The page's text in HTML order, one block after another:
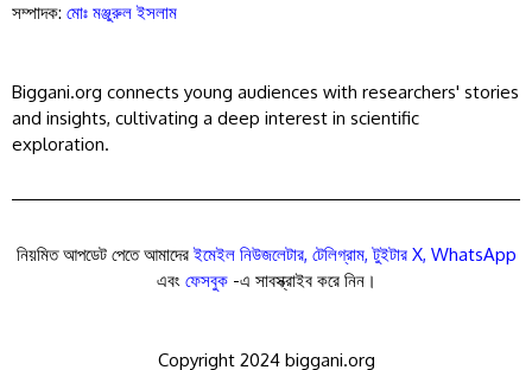
সম্পাদক: মোঃ মঞ্জুরুল ইসলাম
Biggani.org connects young audiences with researchers' stories
and insights, cultivating a deep interest in scientific
exploration.
নিয়মিত আপডেট পেতে আমাদেরইমেইল নিউজলেটার, টেলিগ্রাম,টুইটার X, WhatsApp
এবং ফেসবুক-এ সাবস্ক্রাইব করে নিন।
Copyright 2024 biggani.org